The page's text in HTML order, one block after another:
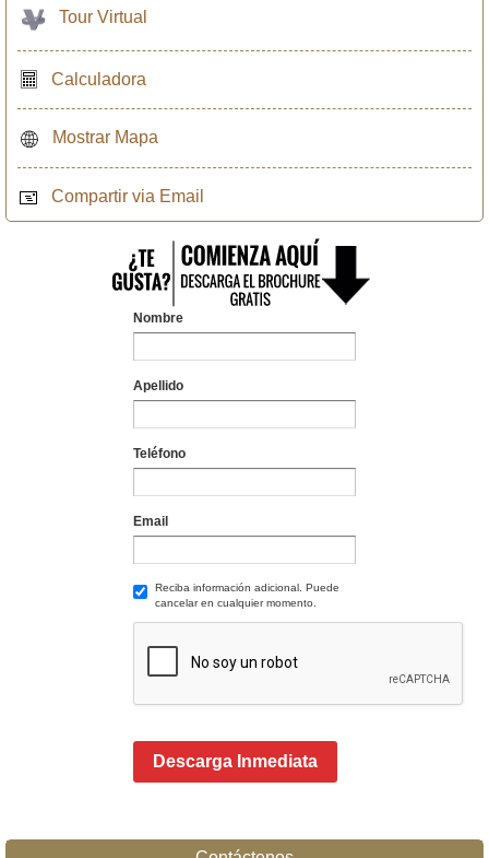
Tour Virtual
Calculadora
Mostrar Mapa
Compartir via Email
Nombre
Apellido
Teléfono
Email
Reciba información adicional. Puede
cancelar en cualquier momento.
Descarga Inmediata